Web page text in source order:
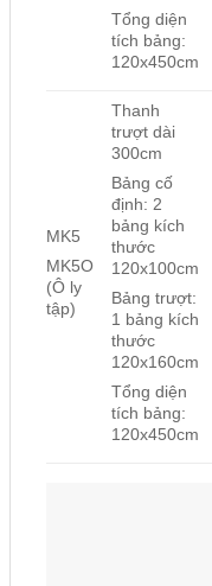
Tổng diện
tích bảng:
120x450cm
MK5
MK5O
(Ô ly
tập)
Thanh
trượt dài
300cm
Bảng cố
định: 2
bảng kích
thước
120x100cm
Bảng trượt:
1 bảng kích
thước
120x160cm
Tổng diện
tích bảng:
120x450cm